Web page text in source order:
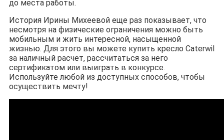
до места работы.
История Ирины Михеевой еще раз показывает, что
несмотря на физические ограничения можно быть
мобильным и жить интересной, насыщенной
жизнью. Для этого вы можете купить кресло Caterwil
за наличный расчет, рассчитаться за него
сертификатом или выиграть в конкурсе.
Используйте любой из доступных способов, чтобы
осуществить мечту!